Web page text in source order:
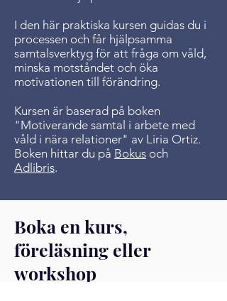
I den här praktiska kursen guidas du i
processen och får hjälpsamma
samtalsverktyg för att fråga om våld,
minska motståndet och öka
motivationen till förändring.
Kursen är baserad på boken
"Motiverande samtal i arbete med
våld i nära relationer" av Liria Ortiz.
Boken hittar du på Bokus och
Adlibris.
Boka en kurs,
föreläsning eller
workshop